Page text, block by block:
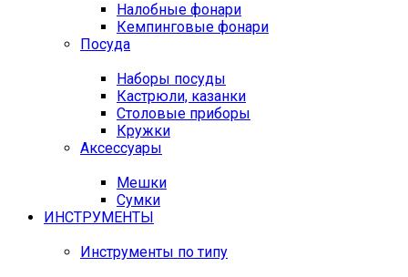
Налобные фонари
Кемпинговые фонари
Посуда
Наборы посуды
Кастрюли, казанки
Столовые приборы
Кружки
Аксессуары
Мешки
Сумки
ИНСТРУМЕНТЫ
Инструменты по типу